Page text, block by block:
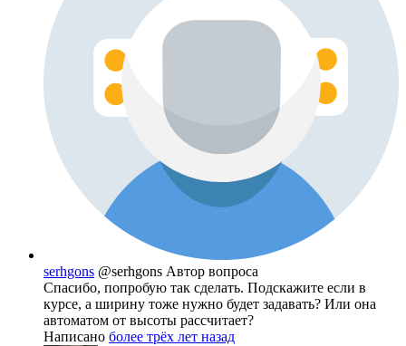
serhgons @serhgons Автор вопроса
Спасибо, попробую так сделать. Подскажите если в
курсе, а ширину тоже нужно будет задавать? Или она
автоматом от высоты рассчитает?
Написано более трёх лет назад